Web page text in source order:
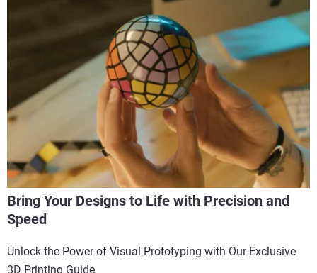
Bring Your Designs to Life with Precision and
Speed
Unlock the Power of Visual Prototyping with Our Exclusive
3D Printing Guide